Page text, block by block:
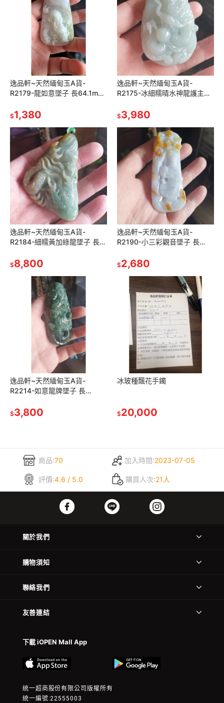
逸品軒~天然緬甸玉A貨-
R2179-龍如意墜子 長64.1mm
及三爪龍。 龍如意祥雲
$1,380
逸品軒~天然緬甸玉A貨-
R2175-冰細糯晴水神龍護主墜
19.8mm 水頭好，玉質細膩
$3,980
逸品軒~天然緬甸玉A貨-
R2184-細糯黃加綠龍墜子 長
糯種，水頭好
$8,800
逸品軒~天然緬甸玉A貨-
R2190-小三彩觀音墜子 長
主體觀音顏色帶淡紫及淡綠
$2,680
逸品軒~天然緬甸玉A貨-
R2214-如意龍牌墜子 長
水頭好。顏色漂亮。
$3,800
冰玻種飄花手鐲
$20,000
商品:70 加入時間:2023-07-05
評價:4.6 / 5.0 購買人次:21人
關於我們
購物須知
聯絡我們
友善連結
下載 iOPEN Mall App
統一超商股份有限公司版權所有
統一編號:22555003